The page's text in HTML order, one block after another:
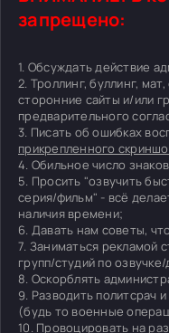
запрещено:
1. Обсуждать действие
2. Троллинг, буллинг,
сторонние сайты и/или
предварительного
3. Писать об ошибках
прикрепленного
4. Обильное число
5. Просить "озвучить
серия/фильм" - всё
наличия времени;
6. Давать нам советы,
7. Заниматься рекламой
групп/студий по
8. Оскорблять
9. Разводить политсрач
(будь то военные
10. Провоцировать на